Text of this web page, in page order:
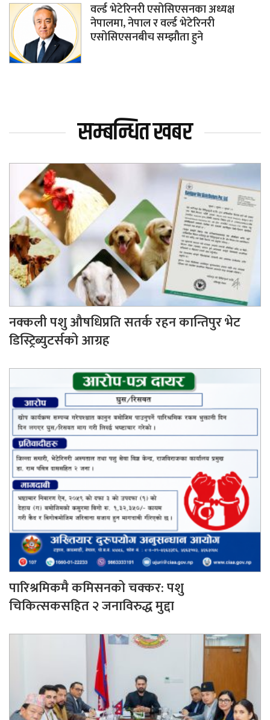
वर्ल्ड भेटेरिनरी एसोसिएसनका अध्यक्ष
नेपालमा, नेपाल र वर्ल्ड भेटेरिनरी
एसोसिएसनबीच सम्झौता हुने
सम्बन्धित खबर
नक्कली पशु औषधिप्रति सतर्क रहन कान्तिपुर भेट
डिस्ट्रिब्युटर्सको आग्रह
पारिश्रमिकमै कमिसनको चक्कर: पशु
चिकित्सकसहित २ जनाविरुद्ध मुद्दा